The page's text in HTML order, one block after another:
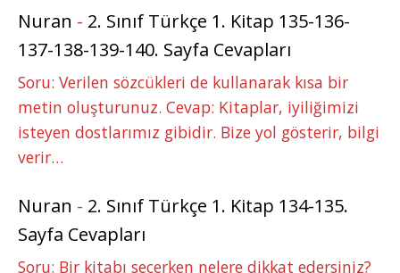
Nuran - 2. Sınıf Türkçe 1. Kitap 135-136-
137-138-139-140. Sayfa Cevapları
Soru: Verilen sözcükleri de kullanarak kısa bir
metin oluşturunuz. Cevap: Kitaplar, iyiliğimizi
isteyen dostlarımız gibidir. Bize yol gösterir, bilgi
verir…
Nuran - 2. Sınıf Türkçe 1. Kitap 134-135.
Sayfa Cevapları
Soru: Bir kitabı seçerken nelere dikkat edersiniz?